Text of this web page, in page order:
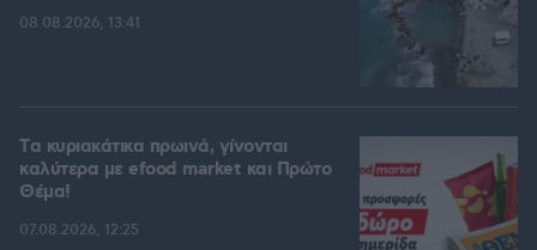
08.08.2026, 13:41
Tα κυριακάτικα πρωινά, γίνονται
καλύτερα με efood market και Πρώτο
Θέμα!
07.08.2026, 12:25